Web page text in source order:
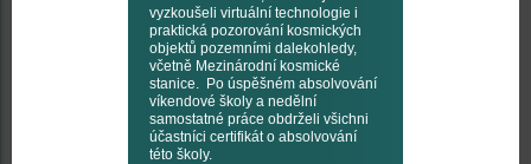
vyzkoušeli virtuální technologie i
praktická pozorování kosmických
objektů pozemními dalekohledy,
včetně Mezinárodní kosmické
stanice. Po úspěšném absolvování
víkendové školy a nedělní
samostatné práce obdrželi všichni
účastníci certifikát o absolvování
této školy.